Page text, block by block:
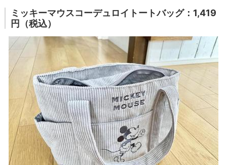
ミッキーマウスコーデュロイトートバッグ：1,419
円（税込）